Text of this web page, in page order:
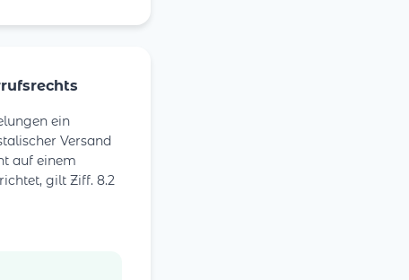
ein
Versand
auf einem
gilt Ziff. 8.2